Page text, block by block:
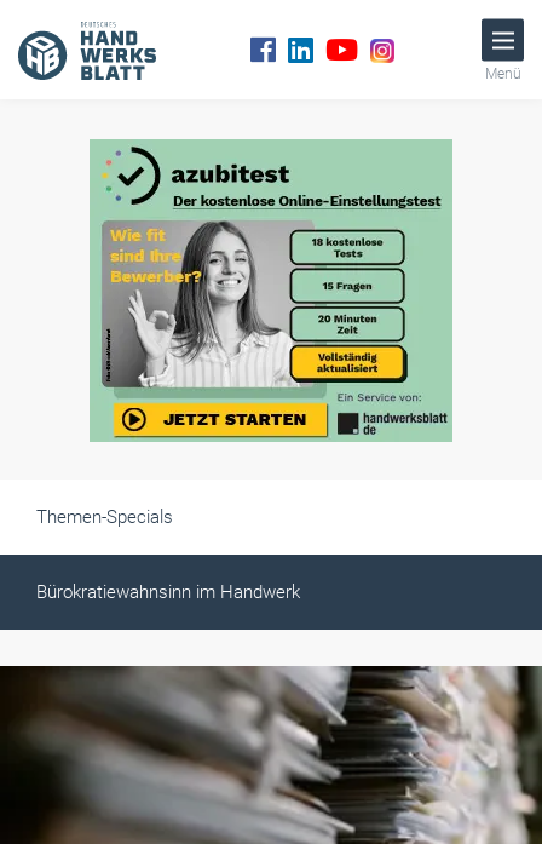
Menü
Themen-Specials
Bürokratiewahnsinn im Handwerk